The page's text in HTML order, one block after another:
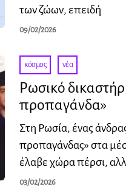
των ζώων, επειδή
09/02/2026
κόσμος · νέα
Ρωσικό
προπαγάνδα»
Στη Ρωσία, ένας
προπαγάνδας» στα
έλαβε χώρα πέρσι,
03/02/2026